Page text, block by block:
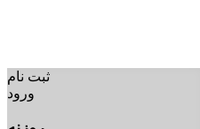
ثبت نام
ورود